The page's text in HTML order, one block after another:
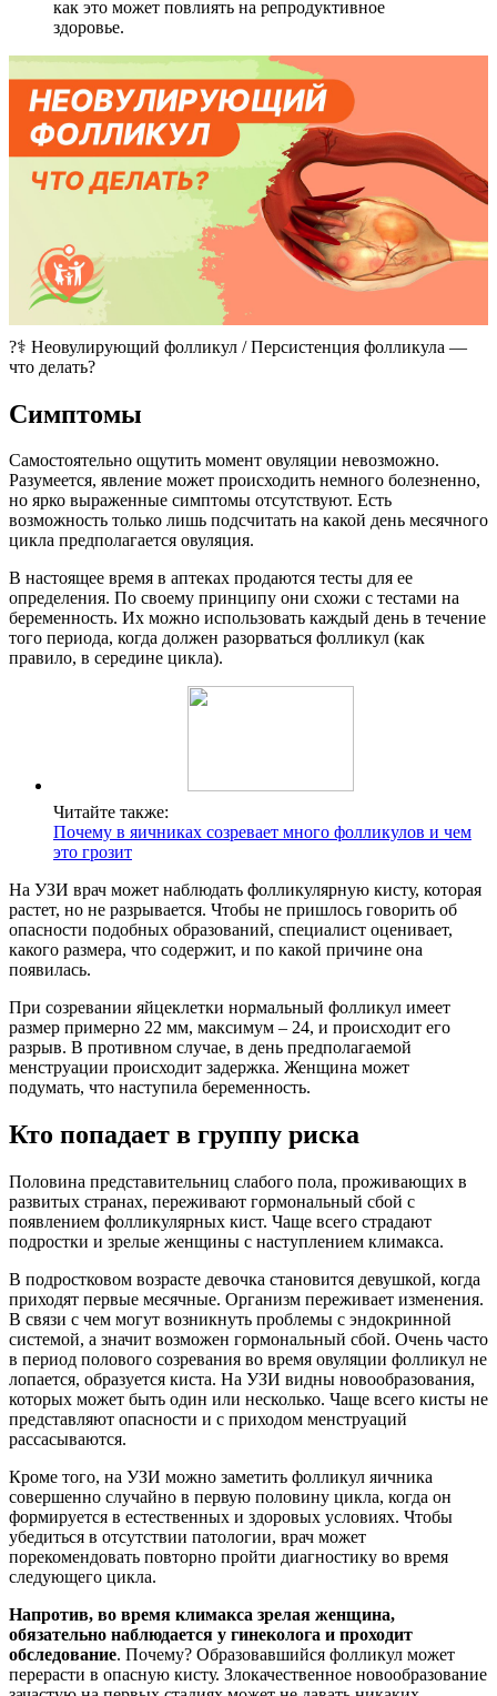
как это может повлиять на репродуктивное
здоровье.
?‍⚕️​ Неовулирующий фолликул / Персистенция фолликула —
что делать?
Симптомы
Самостоятельно ощутить момент овуляции невозможно.
Разумеется, явление может происходить немного болезненно,
но ярко выраженные симптомы отсутствуют. Есть
возможность только лишь подсчитать на какой день месячного
цикла предполагается овуляция.
В настоящее время в аптеках продаются тесты для ее
определения. По своему принципу они схожи с тестами на
беременность. Их можно использовать каждый день в течение
того периода, когда должен разорваться фолликул (как
правило, в середине цикла).
Читайте также:
Почему в яичниках созревает много фолликулов и чем
это грозит
На УЗИ врач может наблюдать фолликулярную кисту, которая
растет, но не разрывается. Чтобы не пришлось говорить об
опасности подобных образований, специалист оценивает,
какого размера, что содержит, и по какой причине она
появилась.
При созревании яйцеклетки нормальный фолликул имеет
размер примерно 22 мм, максимум – 24, и происходит его
разрыв. В противном случае, в день предполагаемой
менструации происходит задержка. Женщина может
подумать, что наступила беременность.
Кто попадает в группу риска
Половина представительниц слабого пола, проживающих в
развитых странах, переживают гормональный сбой с
появлением фолликулярных кист. Чаще всего страдают
подростки и зрелые женщины с наступлением климакса.
В подростковом возрасте девочка становится девушкой, когда
приходят первые месячные. Организм переживает изменения.
В связи с чем могут возникнуть проблемы с эндокринной
системой, а значит возможен гормональный сбой. Очень часто
в период полового созревания во время овуляции фолликул не
лопается, образуется киста. На УЗИ видны новообразования,
которых может быть один или несколько. Чаще всего кисты не
представляют опасности и с приходом менструаций
рассасываются.
Кроме того, на УЗИ можно заметить фолликул яичника
совершенно случайно в первую половину цикла, когда он
формируется в естественных и здоровых условиях. Чтобы
убедиться в отсутствии патологии, врач может
порекомендовать повторно пройти диагностику во время
следующего цикла.
Напротив, во время климакса зрелая женщина,
обязательно наблюдается у гинеколога и проходит
обследование. Почему? Образовавшийся фолликул может
перерасти в опасную кисту. Злокачественное новообразование